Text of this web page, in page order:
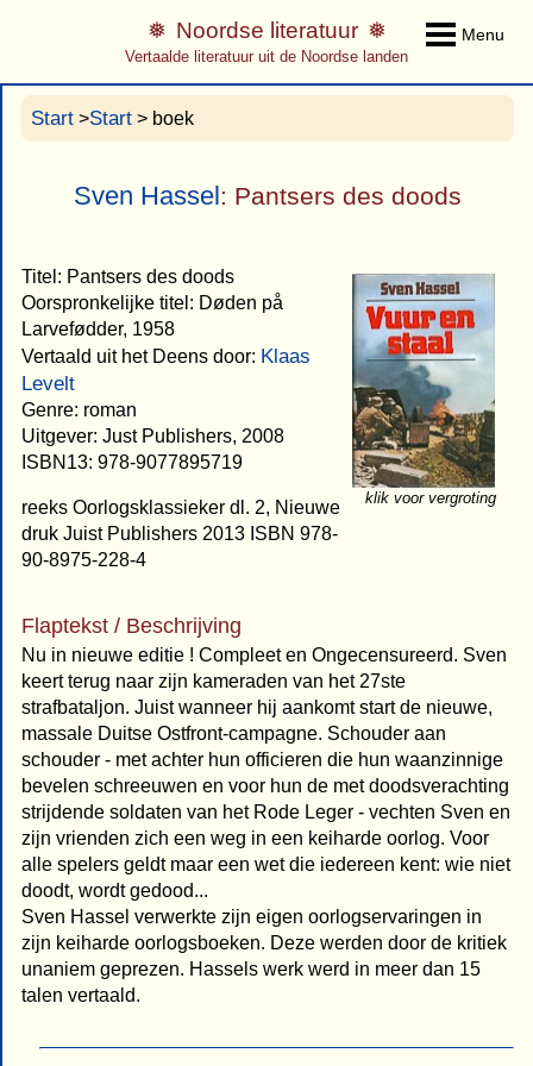
Menu
Noordse literatuur
Vertaalde literatuur uit de Noordse landen
Start >Start > boek
Sven Hassel: Pantsers des doods
klik voor vergroting
Titel: Pantsers des doods
Oorspronkelijke titel: Døden på
Larvefødder, 1958
Vertaald uit het Deens door: Klaas
Levelt
Genre: roman
Uitgever: Just Publishers, 2008
ISBN13: 978-9077895719
reeks Oorlogsklassieker dl. 2, Nieuwe
druk Juist Publishers 2013 ISBN 978-
90-8975-228-4
Flaptekst / Beschrijving
Nu in nieuwe editie ! Compleet en Ongecensureerd. Sven
keert terug naar zijn kameraden van het 27ste
strafbataljon. Juist wanneer hij aankomt start de nieuwe,
massale Duitse Ostfront-campagne. Schouder aan
schouder - met achter hun officieren die hun waanzinnige
bevelen schreeuwen en voor hun de met doodsverachting
strijdende soldaten van het Rode Leger - vechten Sven en
zijn vrienden zich een weg in een keiharde oorlog. Voor
alle spelers geldt maar een wet die iedereen kent: wie niet
doodt, wordt gedood...
Sven Hassel verwerkte zijn eigen oorlogservaringen in
zijn keiharde oorlogsboeken. Deze werden door de kritiek
unaniem geprezen. Hassels werk werd in meer dan 15
talen vertaald.